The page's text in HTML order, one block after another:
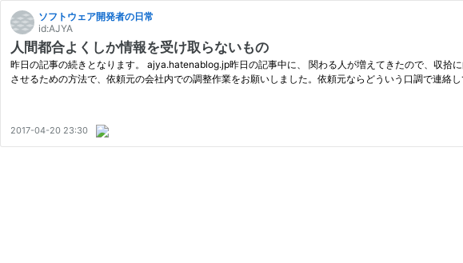
ソフトウェア開発者の日常
id:AJYA
人間都合よくしか情報を受け取らないもの
昨日の記事の続きとなります。 ajya.hatenablog.jp昨日の記事中に、 関わる人が増えてきたので、収
させるための方法で、依頼元の会社内での調整作業をお願いしました。依頼元ならどういう口調で連絡
2017-04-20 23:30